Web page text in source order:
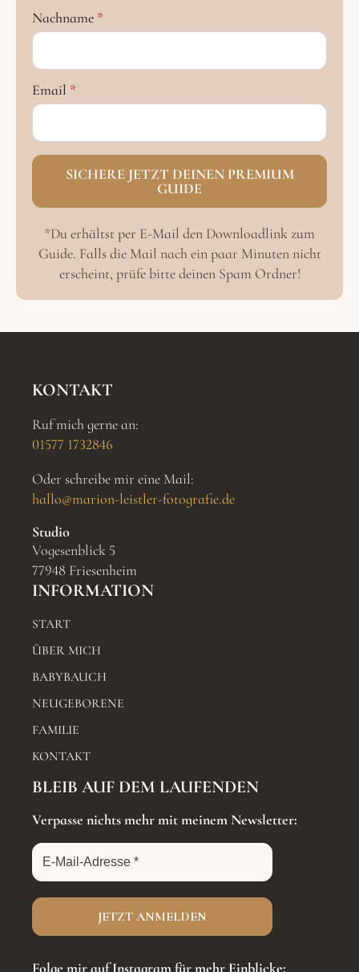
Nachname *
Email *
SICHERE JETZT DEINEN PREMIUM
GUIDE
*Du erhältst per E-Mail den Downloadlink zum
Guide. Falls die Mail nach ein paar Minuten nicht
erscheint, prüfe bitte deinen Spam Ordner!
KONTAKT
Ruf mich gerne an:
01577 1732846
Oder schreibe mir eine Mail:
hallo@marion-leistler-fotografie.de
Studio
Vogesenblick 5
77948 Friesenheim
INFORMATION
START
ÜBER MICH
BABYBAUCH
NEUGEBORENE
FAMILIE
KONTAKT
BLEIB AUF DEM LAUFENDEN
Verpasse nichts mehr mit meinem Newsletter:
Folge mir auf Instagram für mehr Einblicke: